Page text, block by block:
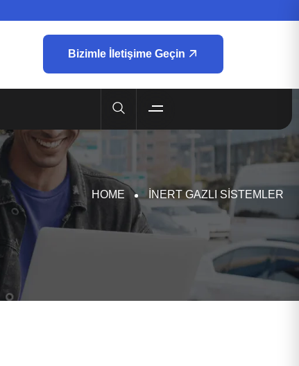
Bizimle İletişime Geçin
HOME INERT GAZLI SISTEMLER